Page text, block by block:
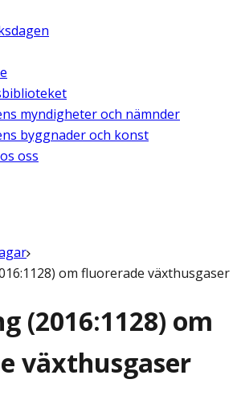
myndigheter och nämnder
byggnader och konst
oss
om fluorerade växthusgaser
(2016:1128) om
växthusgaser